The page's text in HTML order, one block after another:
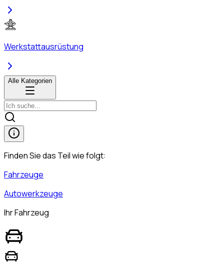
Werkstattausrüstung
Alle Kategorien
Finden Sie das Teil wie folgt:
Fahrzeuge
Autowerkzeuge
Ihr Fahrzeug